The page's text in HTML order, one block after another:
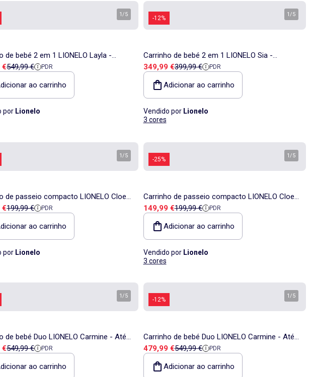
1/5
de bebé 2 em 1 LIONELO Layla -
de carrinho, alcofa e acessórios -
venda
€Preço de referência
549,99 € PDR
ao carrinho
por Lionelo
-12%
1/5
Carrinho de bebé 2 em 1 LIONELO Sia -
Ultraleve - Conjunto compacto - Capota - Capa
de chuva
Preço de venda
349,99 €Preço de referência
399,99 € PDR
Adicionar ao carrinho
Vendido por Lionelo
3 cores
1/5
de passeio compacto LIONELO Cloe
grandes - Fecho auto -
venda
€Preço de referência
199,99 € PDR
ao carrinho
por Lionelo
-25%
1/5
Carrinho de passeio compacto LIONELO Cloe
Plus - Rodas grandes - Fecho auto -
Ventilação
Preço de venda
149,99 €Preço de referência
199,99 € PDR
Adicionar ao carrinho
Vendido por Lionelo
3 cores
1/5
de bebé Duo LIONELO Carmine - Até
com carrinho, alcofa e
venda
€Preço de referência
549,99 € PDR
ao carrinho
-12%
1/5
Carrinho de bebé Duo LIONELO Carmine - Até
22 kg - Conjunto com carrinho, alcofa e
acessórios
Preço de venda
479,99 €Preço de referência
549,99 € PDR
Adicionar ao carrinho